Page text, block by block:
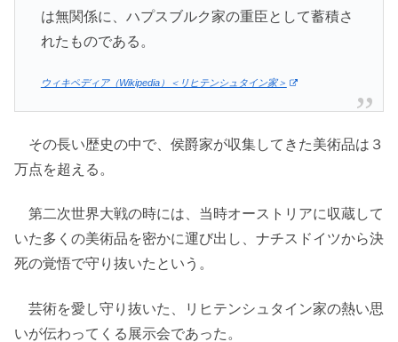
は無関係に、ハプスブルク家の重臣として蓄積さ
れたものである。
ウィキペディア（Wikipedia）＜リヒテンシュタイン家＞
その長い歴史の中で、侯爵家が収集してきた美術品は３
万点を超える。
第二次世界大戦の時には、当時オーストリアに収蔵して
いた多くの美術品を密かに運び出し、ナチスドイツから決
死の覚悟で守り抜いたという。
芸術を愛し守り抜いた、リヒテンシュタイン家の熱い思
いが伝わってくる展示会であった。